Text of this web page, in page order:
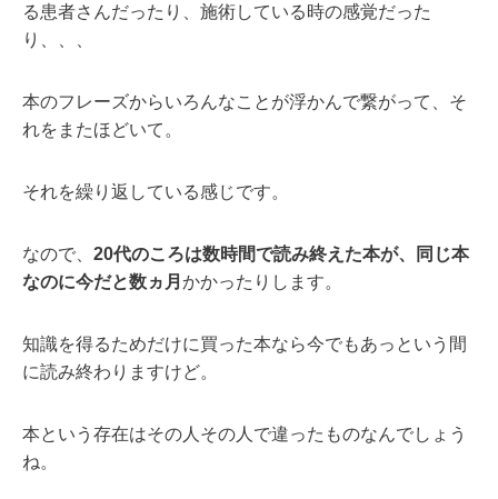
る患者さんだったり、施術している時の感覚だった
り、、、
本のフレーズからいろんなことが浮かんで繋がって、そ
れをまたほどいて。
それを繰り返している感じです。
なので、 20代のころは数時間で読み終えた本が、同じ本
なのに今だと数ヵ月 かかったりします。
知識を得るためだけに買った本なら今でもあっという間
に読み終わりますけど。
本という存在はその人その人で違ったものなんでしょう
ね。